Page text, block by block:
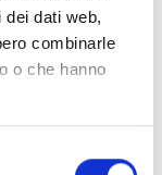
dati web,
combinarle
o che hanno
vivo e
un
vivere